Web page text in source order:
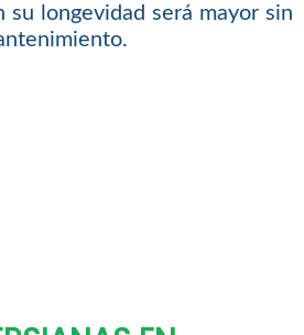
su longevidad será mayor sin